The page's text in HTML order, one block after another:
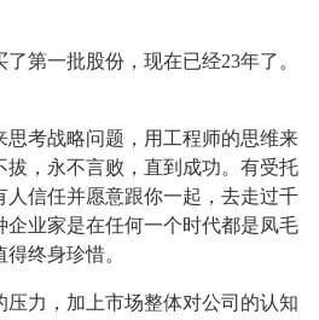
了第一批股份，现在已经23年了。
思考战略问题，用工程师的思维来
拔，永不言败，直到成功。有受托
人信任并愿意跟你一起，去走过千
企业家是在任何一个时代都是凤毛
终身珍惜。
压力，加上市场整体对公司的认知